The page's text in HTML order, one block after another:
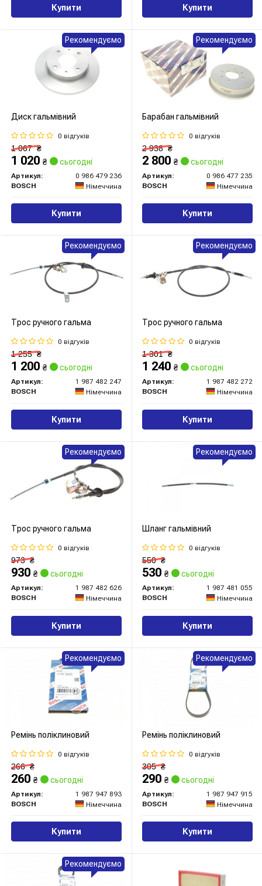
Купити Купити
Диск гальмівний
0 відгуків
1 067₴
1 020 ₴ сьогодні
Артикул:
0 986 479 236
BOSCH
Німеччина
Купити
Рекомендуємо
Барабан гальмівний
0 відгуків
2 938₴
2 800 ₴ сьогодні
Артикул:
0 986 477 235
BOSCH
Німеччина
Купити
Рекомендуємо
Трос ручного гальма
0 відгуків
1 255₴
1 200 ₴ сьогодні
Артикул:
1 987 482 247
BOSCH
Німеччина
Купити
Рекомендуємо
Трос ручного гальма
0 відгуків
1 301₴
1 240 ₴ сьогодні
Артикул:
1 987 482 272
BOSCH
Німеччина
Купити
Рекомендуємо
Трос ручного гальма
0 відгуків
973₴
930 ₴ сьогодні
Артикул:
1 987 482 626
BOSCH
Німеччина
Купити
Рекомендуємо
Шланг гальмівний
0 відгуків
550₴
530 ₴ сьогодні
Артикул:
1 987 481 055
BOSCH
Німеччина
Купити
Рекомендуємо
Ремінь поліклиновий
0 відгуків
266₴
260 ₴ сьогодні
Артикул:
1 987 947 893
BOSCH
Німеччина
Купити
Рекомендуємо
Ремінь поліклиновий
0 відгуків
305₴
290 ₴ сьогодні
Артикул:
1 987 947 915
BOSCH
Німеччина
Купити
Рекомендуємо
Рекомендуємо